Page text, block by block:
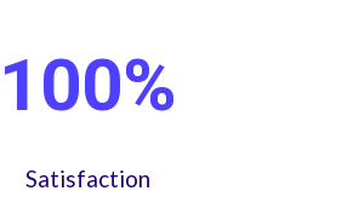
100%
Satisfaction